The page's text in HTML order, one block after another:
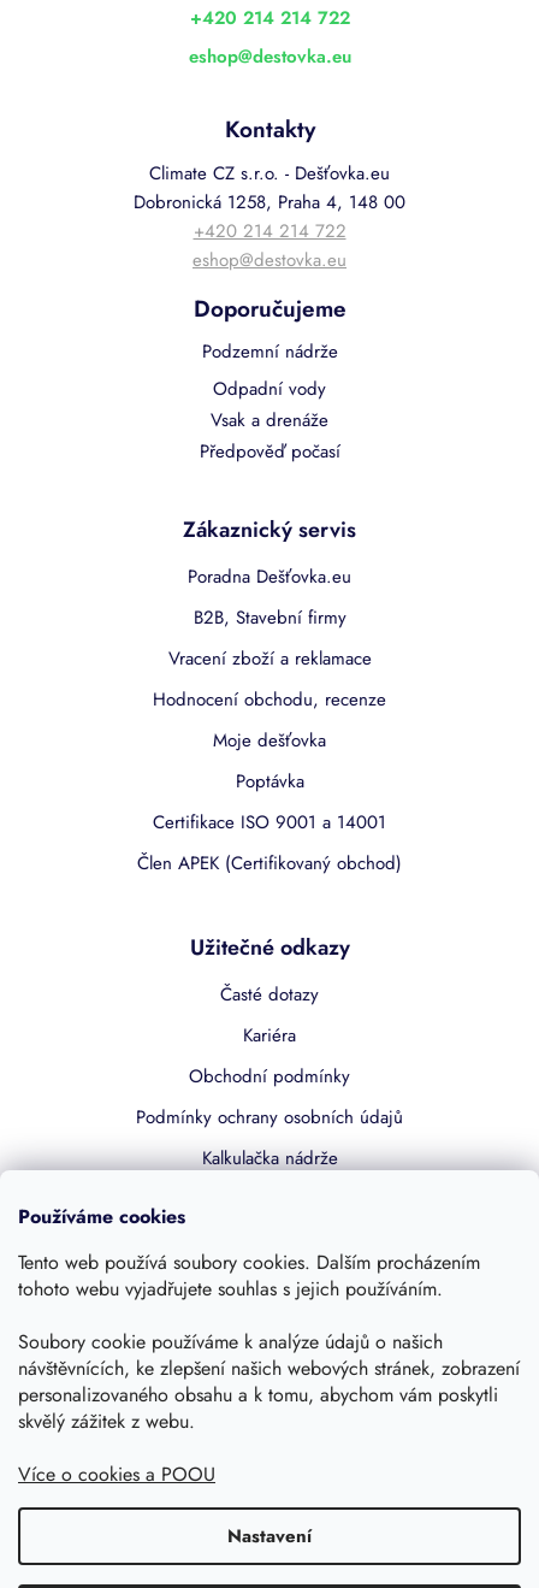
Používáme cookies
Tento web používá soubory cookies. Dalším procházením
tohoto webu vyjadřujete souhlas s jejich používáním.
Soubory cookie používáme k analýze údajů o našich
návštěvnících, ke zlepšení našich webových stránek, zobrazení
personalizovaného obsahu a k tomu, abychom vám poskytli
skvělý zážitek z webu.
Více o cookies a POOU
Nastavení
eshop@destovka.eu
+420 214 214 722
Kontakty
Climate CZ s.r.o. - Dešťovka.eu
Dobronická 1258, Praha 4, 148 00
+420 214 214 722
eshop@destovka.eu
Doporučujeme
Podzemní nádrže
Odpadní vody
Vsak a drenáže
Předpověď počasí
Zákaznický servis
Poradna Dešťovka.eu
B2B, Stavební firmy
Vracení zboží a reklamace
Hodnocení obchodu, recenze
Moje dešťovka
Poptávka
Certifikace ISO 9001 a 14001
Člen APEK (Certifikovaný obchod)
Užitečné odkazy
Časté dotazy
Kariéra
Obchodní podmínky
Podmínky ochrany osobních údajů
Kalkulačka nádrže
Kontakty
Sledujte nás